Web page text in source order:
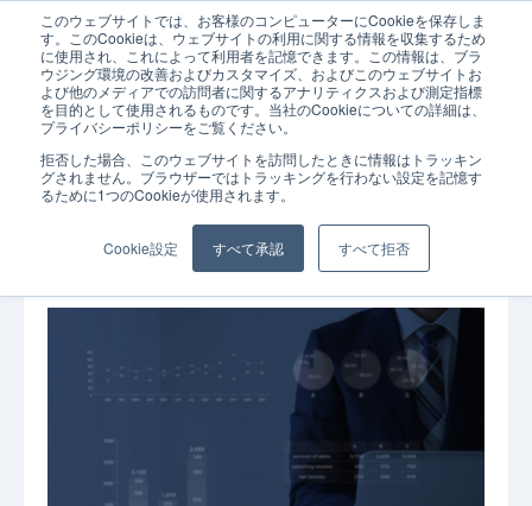
このウェブサイトでは、お客様のコンピューターにCookieを保存しま
す。このCookieは、ウェブサイトの利用に関する情報を収集するため
に使用され、これによって利用者を記憶できます。この情報は、ブラ
ウジング環境の改善およびカスタマイズ、およびこのウェブサイトお
よび他のメディアでの訪問者に関するアナリティクスおよび測定指標
を目的として使用されるものです。当社のCookieについての詳細は、
プライバシーポリシーをご覧ください。
拒否した場合、このウェブサイトを訪問したときに情報はトラッキン
グされません。ブラウザーではトラッキングを行わない設定を記憶す
るために1つのCookieが使用されます。
Cookie設定 すべて承認 すべて拒否
ホーム コラム API連携 APIサービスの具体例をご紹介！APIサー
2022年12月07日 API連携 コラム
APIサービスの具体例をご紹介！APIサービスを
利用するメリットや利用手順も解説します